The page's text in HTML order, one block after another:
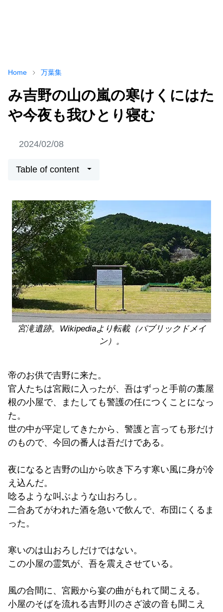
Home 万葉集
み吉野の山の嵐の寒けくにはた
や今夜も我ひとり寝む
2024/02/08
Table of content
宮滝遺跡。Wikipediaより転載（パブリックドメイ
ン）。
帝のお供で吉野に来た。
官人たちは宮殿に入ったが、吾はずっと手前の藁屋
根の小屋で、またしても警護の任につくことになっ
た。
世の中が平定してきたから、警護と言っても形だけ
のもので、今回の番人は吾だけである。
夜になると吉野の山から吹き下ろす寒い風に身が冷
え込んだ。
唸るような叫ぶような山おろし。
二合あてがわれた酒を急いで飲んで、布団にくるま
った。
寒いのは山おろしだけではない。
この小屋の霊気が、吾を震えさせている。
風の合間に、宮殿から宴の曲がもれて聞こえる。
小屋のそばを流れる吉野川のさざ波の音も聞こえ